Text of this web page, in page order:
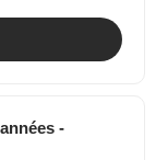
-